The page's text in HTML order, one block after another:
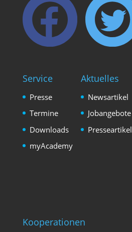
Service
Presse
Termine
Downloads
myAcademy
Aktuelles
Newsartikel
Jobangebote
Presseartikel
Kooperationen